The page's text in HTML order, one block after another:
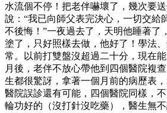
水流個不停！把老伴嚇壞了，幾次要
說：“我已向師父表完決心，一切交給
不後悔！”一夜過去了，天明他睡著了
塗了，只好照樣去做，他好了！學法
常。以前打雙盤沒超過二十分，現在
月後，老伴不放心帶他到四個醫院複
生都很驚訝，拿著一個月前的病歷表
醫院誤診還有可能，四個醫院同樣，
輪功好的（沒打針沒吃藥），醫生無不